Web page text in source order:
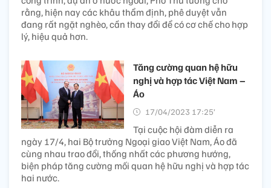
rằng, hiện nay các khâu thẩm định, phê duyệt vẫn
đang rất ngặt nghèo, cần thay đổi để có cơ chế cho hợp
lý, hiệu quả hơn.
Tăng cường quan hệ hữu
nghị và hợp tác Việt Nam –
Áo
17/04/2023 17:25’
Tại cuộc hội đàm diễn ra
ngày 17/4, hai Bộ trưởng Ngoại giao Việt Nam, Áo đã
cùng nhau trao đổi, thống nhất các phương hướng,
biện pháp tăng cường mối quan hệ hữu nghị và hợp tác
hai nước.